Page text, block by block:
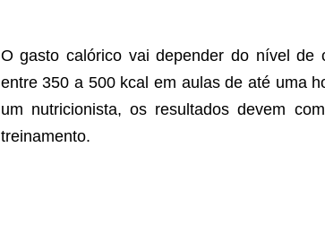
O gasto calórico vai depender do nível de
entre 350 a 500 kcal em aulas de até uma
um nutricionista, os resultados devem
treinamento.